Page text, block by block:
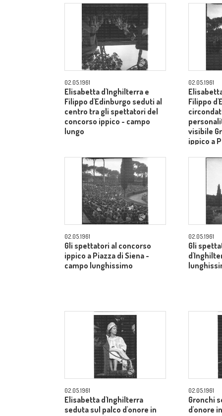
02.05.1961
Elisabetta d'Inghilterra e
Filippo d'Edinburgo seduti al
centro tra gli spettatori del
concorso ippico - campo
lungo
02.05.1961
Filippo
visibile
ippico a
02.05.1961
Gli spettatori al concorso
ippico a Piazza di Siena -
campo lunghissimo
02.05.1961
Gli
02.05.1961
Elisabetta d'Inghilterra
seduta sul palco d'onore in
02.05.1961
Gronchi
d'onore